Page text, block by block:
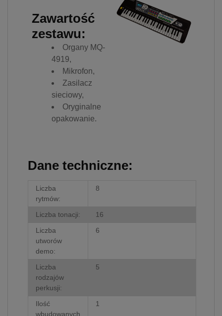
Zawartość
zestawu:
Organy MQ-
4919,
Mikrofon,
Zasilacz
sieciowy,
Oryginalne
opakowanie.
Dane techniczne:
Liczba
rytmów:
8
Liczba tonacji:
16
Liczba
utworów
demo:
6
Liczba
rodzajów
perkusji:
5
Ilość
wbudowanych
1